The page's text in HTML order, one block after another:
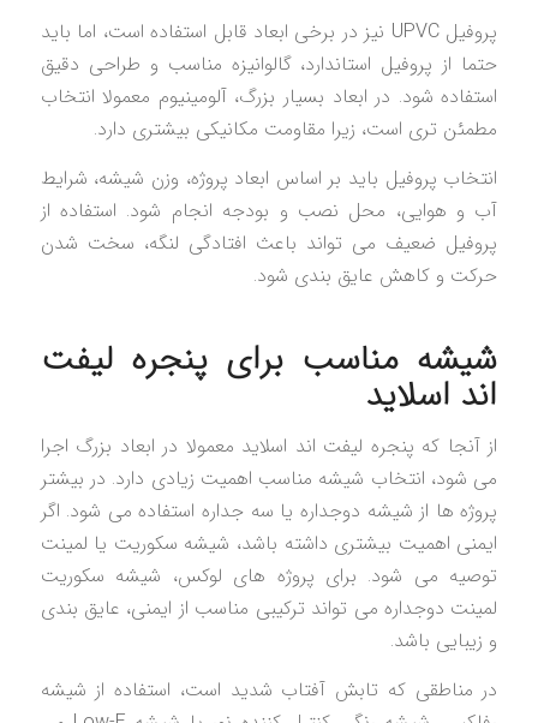
پروفیل UPVC نیز در برخی ابعاد قابل استفاده است، اما باید
حتما از پروفیل استاندارد، گالوانیزه مناسب و طراحی دقیق
استفاده شود. در ابعاد بسیار بزرگ، آلومینیوم معمولا انتخاب
مطمئن تری است، زیرا مقاومت مکانیکی بیشتری دارد.
انتخاب پروفیل باید بر اساس ابعاد پروژه، وزن شیشه، شرایط
آب و هوایی، محل نصب و بودجه انجام شود. استفاده از
پروفیل ضعیف می تواند باعث افتادگی لنگه، سخت شدن
حرکت و کاهش عایق بندی شود.
شیشه مناسب برای پنجره لیفت
اند اسلاید
از آنجا که پنجره لیفت اند اسلاید معمولا در ابعاد بزرگ اجرا
می شود، انتخاب شیشه مناسب اهمیت زیادی دارد. در بیشتر
پروژه ها از شیشه دوجداره یا سه جداره استفاده می شود. اگر
ایمنی اهمیت بیشتری داشته باشد، شیشه سکوریت یا لمینت
توصیه می شود. برای پروژه های لوکس، شیشه سکوریت
لمینت دوجداره می تواند ترکیبی مناسب از ایمنی، عایق بندی
و زیبایی باشد.
در مناطقی که تابش آفتاب شدید است، استفاده از شیشه